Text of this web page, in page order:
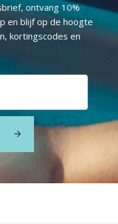
ontvang 10%
en blijf op de hoogte
kortingscodes en